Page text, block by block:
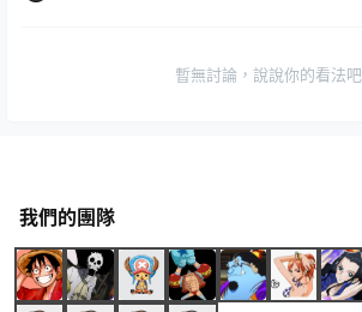
暫無討論，說說你的看法吧
我們的團隊